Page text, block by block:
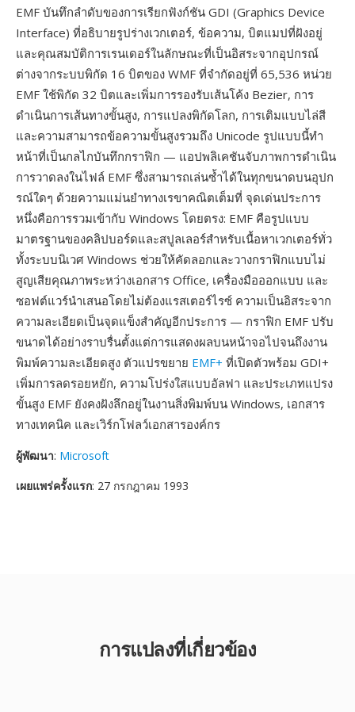
EMF บันทึกลำดับของการเรียกฟังก์ชัน GDI (Graphics Device
Interface) ที่อธิบายรูปร่างเวกเตอร์, ข้อความ, บิตแมปที่ฝังอยู่
และคุณสมบัติการเรนเดอร์ในลักษณะที่เป็นอิสระจากอุปกรณ์
ต่างจากระบบพิกัด 16 บิตของ WMF ที่จำกัดอยู่ที่ 65,536 หน่วย
EMF ใช้พิกัด 32 บิตและเพิ่มการรองรับเส้นโค้ง Bezier, การ
ดำเนินการเส้นทางขั้นสูง, การแปลงพิกัดโลก, การเติมแบบไล่สี
และความสามารถข้อความขั้นสูงรวมถึง Unicode รูปแบบนี้ทำ
หน้าที่เป็นกลไกบันทึกกราฟิก — แอปพลิเคชันจับภาพการดำเนิน
การวาดลงในไฟล์ EMF ซึ่งสามารถเล่นซ้ำได้ในทุกขนาดบนอุปก
รณ์ใดๆ ด้วยความแม่นยำทางเรขาคณิตเต็มที่ จุดเด่นประการ
หนึ่งคือการรวมเข้ากับ Windows โดยตรง: EMF คือรูปแบบ
มาตรฐานของคลิปบอร์ดและสปูลเลอร์สำหรับเนื้อหาเวกเตอร์ทั่ว
ทั้งระบบนิเวศ Windows ช่วยให้คัดลอกและวางกราฟิกแบบไม่
สูญเสียคุณภาพระหว่างเอกสาร Office, เครื่องมือออกแบบ และ
ซอฟต์แวร์นำเสนอโดยไม่ต้องแรสเตอร์ไรซ์ ความเป็นอิสระจาก
ความละเอียดเป็นจุดแข็งสำคัญอีกประการ — กราฟิก EMF ปรับ
ขนาดได้อย่างราบรื่นตั้งแต่การแสดงผลบนหน้าจอไปจนถึงงาน
พิมพ์ความละเอียดสูง ตัวแปรขยาย EMF+ ที่เปิดตัวพร้อม GDI+
เพิ่มการลดรอยหยัก, ความโปร่งใสแบบอัลฟา และประเภทแปรง
ขั้นสูง EMF ยังคงฝังลึกอยู่ในงานสิ่งพิมพ์บน Windows, เอกสาร
ทางเทคนิค และเวิร์กโฟลว์เอกสารองค์กร
ผู้พัฒนา: Microsoft
เผยแพร่ครั้งแรก: 27 กรกฎาคม 1993
การแปลงที่เกี่ยวข้อง